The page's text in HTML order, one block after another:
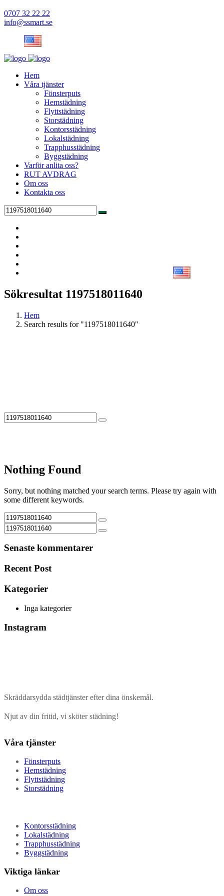
0707 32 22 22
info@ssmart.se
Hem
Våra tjänster
Fönsterputs
Hemstädning
Flyttstädning
Storstädning
Kontorsstädning
Lokalstädning
Trapphusstädning
Byggstädning
Varför anlita oss?
RUT AVDRAG
Om oss
Kontakta oss
Sökresultat 1197518011640
Hem
Search results for "1197518011640"
Nothing Found
Sorry, but nothing matched your search terms. Please try again with
some different keywords.
Senaste kommentarer
Recent Post
Kategorier
Inga kategorier
Instagram
Skräddarsydda städtjänster efter dina önskemål.
Njut av din fritid, vi sköter städning!
Våra tjänster
Fönsterputs
Hemstädning
Flyttstädning
Storstädning
Kontorsstädning
Lokalstädning
Trapphusstädning
Byggstädning
Viktiga länkar
Om oss